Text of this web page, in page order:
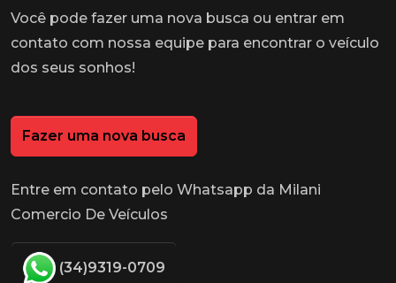
Você pode fazer uma nova busca ou entrar em
contato com nossa equipe para encontrar o veículo
dos seus sonhos!
Fazer uma nova busca
Entre em contato pelo Whatsapp da Milani
Comercio De Veículos
(34)9319-0709